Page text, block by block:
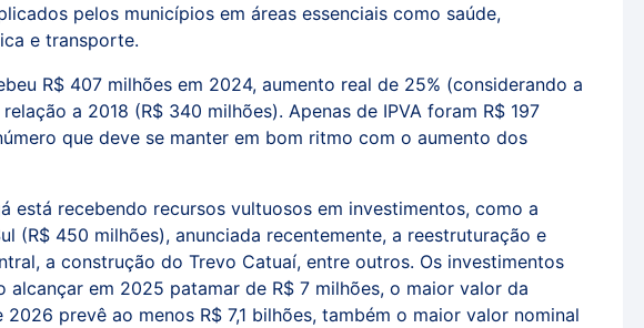
pelos municípios em áreas essenciais como saúde,
e transporte.
R$ 407 milhões em 2024, aumento real de 25% (considerando a
a 2018 (R$ 340 milhões). Apenas de IPVA foram R$ 197
que deve se manter em bom ritmo com o aumento dos
está recebendo recursos vultuosos em investimentos, como a
(R$ 450 milhões), anunciada recentemente, a reestruturação e
a construção do Trevo Catuaí, entre outros. Os investimentos
alcançar em 2025 patamar de R$ 7 milhões, o maior valor da
prevê ao menos R$ 7,1 bilhões, também o maior valor nominal